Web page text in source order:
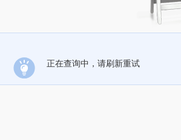
正在查询中，请刷新重试